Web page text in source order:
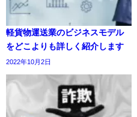
軽貨物運送業のビジネスモデル
をどこよりも詳しく紹介します
2022年10月2日